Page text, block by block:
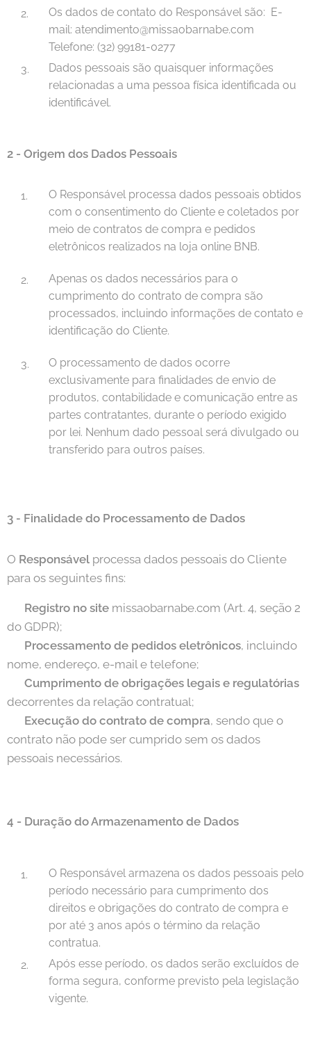
Os dados de contato do Responsável são: E-
mail: atendimento@missaobarnabe.com
Telefone: (32) 99181-0277
Dados pessoais são quaisquer informações
relacionadas a uma pessoa física identificada ou
identificável.
2 - Origem dos Dados Pessoais
O Responsável processa dados pessoais obtidos
com o consentimento do Cliente e coletados por
meio de contratos de compra e pedidos
eletrônicos realizados na loja online BNB.
Apenas os dados necessários para o
cumprimento do contrato de compra são
processados, incluindo informações de contato e
identificação do Cliente.
O processamento de dados ocorre
exclusivamente para finalidades de envio de
produtos, contabilidade e comunicação entre as
partes contratantes, durante o período exigido
por lei. Nenhum dado pessoal será divulgado ou
transferido para outros países.
3 - Finalidade do Processamento de Dados
O Responsável processa dados pessoais do Cliente
para os seguintes fins:
Registro no site missaobarnabe.com (Art. 4, seção 2
do GDPR);
Processamento de pedidos eletrônicos, incluindo
nome, endereço, e-mail e telefone;
Cumprimento de obrigações legais e regulatórias
decorrentes da relação contratual;
Execução do contrato de compra, sendo que o
contrato não pode ser cumprido sem os dados
pessoais necessários.
4 - Duração do Armazenamento de Dados
O Responsável armazena os dados pessoais pelo
período necessário para cumprimento dos
direitos e obrigações do contrato de compra e
por até 3 anos após o término da relação
contratua.
Após esse período, os dados serão excluídos de
forma segura, conforme previsto pela legislação
vigente.